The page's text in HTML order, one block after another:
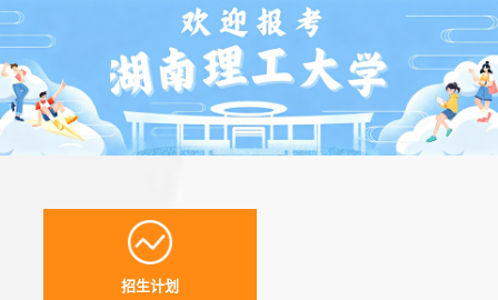
招生计划